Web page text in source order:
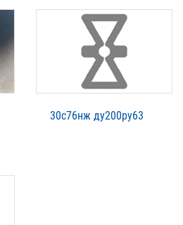
30с76нж ду200ру63